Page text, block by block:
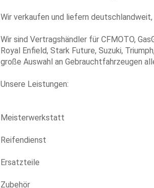
Wir verkaufen und liefern
Wir sind Vertragshändler für CFMOTO,
Royal Enfield, Stark Future, Suzuki,
große Auswahl an Gebrauchtfahrzeugen
Unsere Leistungen:
Meisterwerkstatt
Reifendienst
Ersatzteile
Zubehör